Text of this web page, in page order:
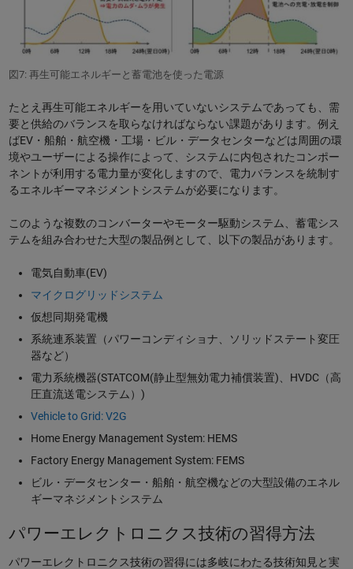
図7: 再生可能エネルギーと蓄電池を使った電源
たとえ再生可能エネルギーを用いていないシステムであっても、需
要と供給のバランスを取らなければならない課題があります。例え
ばEV・船舶・航空機・工場・ビル・データセンターなどは周囲の環
境やユーザーによる操作によって、システムに内包されたコンポー
ネントが利用する電力量が変化しますので、電力バランスを統制す
るエネルギーマネジメントシステムが必要になります。
このような複数のコンバーターやモーター駆動システム、蓄電シス
テムを組み合わせた大型の製品例として、以下の製品があります。
電気自動車(EV)
マイクログリッドシステム
仮想同期発電機
系統連系装置（パワーコンディショナ、ソリッドステート変圧
器など）
電力系統機器(STATCOM(静止型無効電力補償装置)、HVDC（高
圧直流送電システム）)
Vehicle to Grid: V2G
Home Energy Management System: HEMS
Factory Energy Management System: FEMS
ビル・データセンター・船舶・航空機などの大型設備のエネル
ギーマネジメントシステム
パワーエレクトロニクス技術の習得方法
パワーエレクトロニクス技術の習得には多岐にわたる技術知見と実